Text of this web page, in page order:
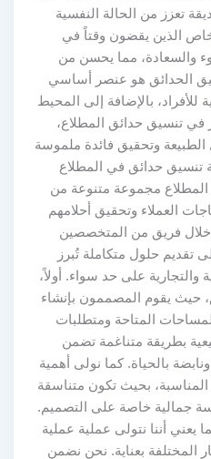
تعزز من الحالة النفسية
الذين يقضون وقتاً في
والسعادة، مما يحسن من
الحدائق هو عنصر أساسي
بالإضافة إلى المحيط
في تنسيق حدائق المطلاع،
الطبيعة وتحقيق فائدة ملموسة
تنسيق حدائق في المطلاع
مجموعة متنوعة من
العملاء وتحقيق أحلامهم
فريق من المتخصصين
تقديم حلول متكاملة تُبرز
والتجارية على حد سواء. أولاً،
حيث يقوم المصممون بإنشاء
المتاحة ومتطلبات
بطريقة متناغمة تضمن
بالحياة. كما نولى أهمية
المناسبة، بحيث تكون متناسقة
جمالية خاصة على التصميم.
يعني أننا نتولى عملية عملية
المختلفة بعناية. نحن نضمن